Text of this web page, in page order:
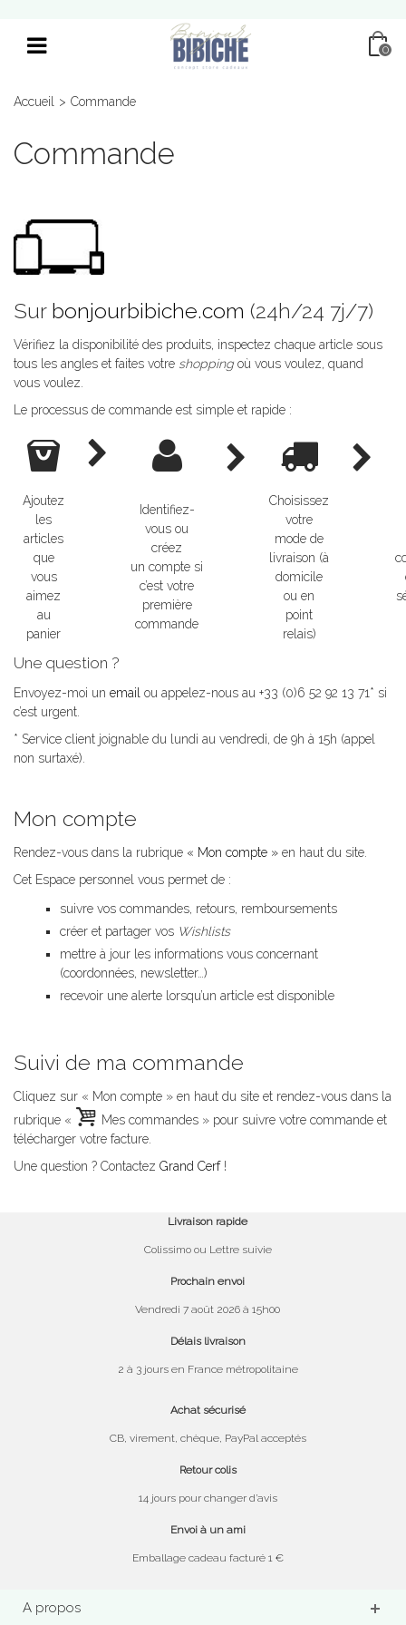
0
Accueil > Commande
Commande
Sur bonjourbibiche.com (24h/24 7j/7)
Vérifiez la disponibilité des produits, inspectez chaque article sous
tous les angles et faites votre shopping où vous voulez, quand
vous voulez.
Le processus de commande est simple et rapide :
Ajoutez
les
articles
que
vous
aimez
au
panier
Identifiez-
vous ou
créez
un compte si
c’est votre
première
commande
Choisissez
votre
mode de
livraison (à
domicile
ou en
point
relais)
Une question ?
Envoyez-moi un email ou appelez-nous au +33 (0)6 52 92 13 71* si
c’est urgent.
* Service client joignable du lundi au vendredi, de 9h à 15h (appel
non surtaxé)
Mon compte
Rendez-vous dans la rubrique « Mon compte » en haut du site.
Cet Espace personnel vous permet de :
suivre vos commandes, retours, remboursements
créer et partager vos Wishlists
mettre à jour les informations vous concernant
(coordonnées, newsletter…)
recevoir une alerte lorsqu’un article est disponible
Suivi de ma commande
Cliquez sur « Mon compte » en haut du site et rendez-vous dans la
rubrique «
Mes commandes » pour suivre votre commande et
télécharger votre facture.
Une question ? Contactez Grand Cerf!
Livraison rapide
Colissimo ou Lettre suivie
Prochain envoi
Vendredi 7 août 2026 à 15h00
Délais livraison
2 à 3 jours en France métropolitaine
Achat sécurisé
CB, virement, chèque, PayPal acceptés
Retour colis
14 jours pour changer d’avis
Envoi à un ami
Emballage cadeau facturé 1 €
A propos